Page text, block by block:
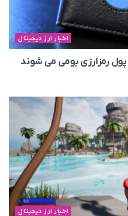
اخبار ارز دیجیتال
پول رمزارزی بومی می‌ شوند
اخبار ارز دیجیتال